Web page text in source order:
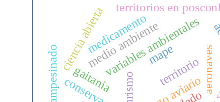
variables ambientalesaeronaves
gaitania
territorios en
territorio
ciencia abierta
campesinado mape
medio ambiente
medicamento